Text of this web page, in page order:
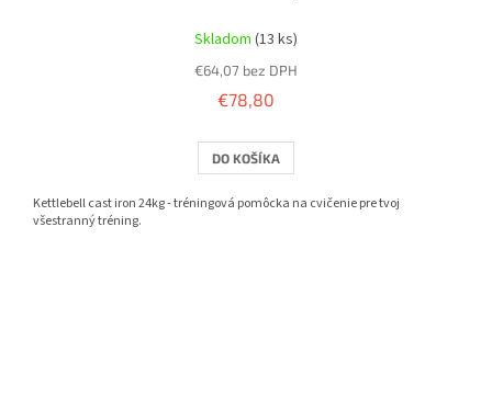
Skladom (13 ks)
€64,07 bez DPH
€78,80
DO KOŠÍKA
Kettlebell cast iron 24kg - tréningová pomôcka na cvičenie pre tvoj
všestranný tréning.